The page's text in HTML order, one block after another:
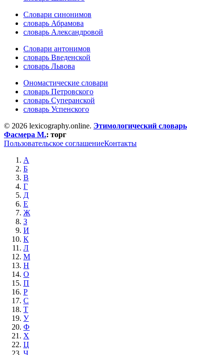
Словари синонимов
словарь Абрамова
словарь Александровой
Словари антонимов
словарь Введенской
словарь Львова
Ономастические словари
словарь Петровского
словарь Суперанской
словарь Успенского
© 2026 lexicography.online. Этимологический словарь
Фасмера М.: торг
Пользовательское соглашениеКонтакты
А
Б
В
Г
Д
Е
Ж
З
И
К
Л
М
Н
О
П
Р
С
Т
У
Ф
Х
Ц